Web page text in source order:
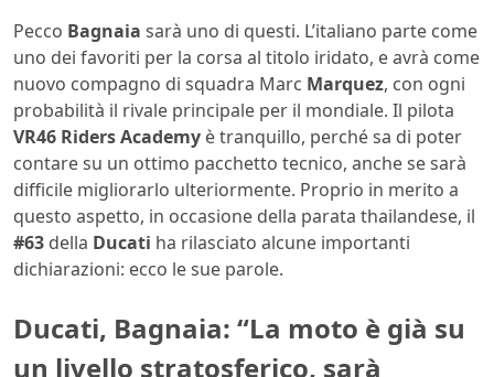
Pecco Bagnaia sarà uno di questi. L’italiano parte come
uno dei favoriti per la corsa al titolo iridato, e avrà come
nuovo compagno di squadra Marc Marquez, con ogni
probabilità il rivale principale per il mondiale. Il pilota
VR46 Riders Academy è tranquillo, perché sa di poter
contare su un ottimo pacchetto tecnico, anche se sarà
difficile migliorarlo ulteriormente. Proprio in merito a
questo aspetto, in occasione della parata thailandese, il
#63 della Ducati ha rilasciato alcune importanti
dichiarazioni: ecco le sue parole.
Ducati, Bagnaia: “La moto è già su
un livello stratosferico, sarà